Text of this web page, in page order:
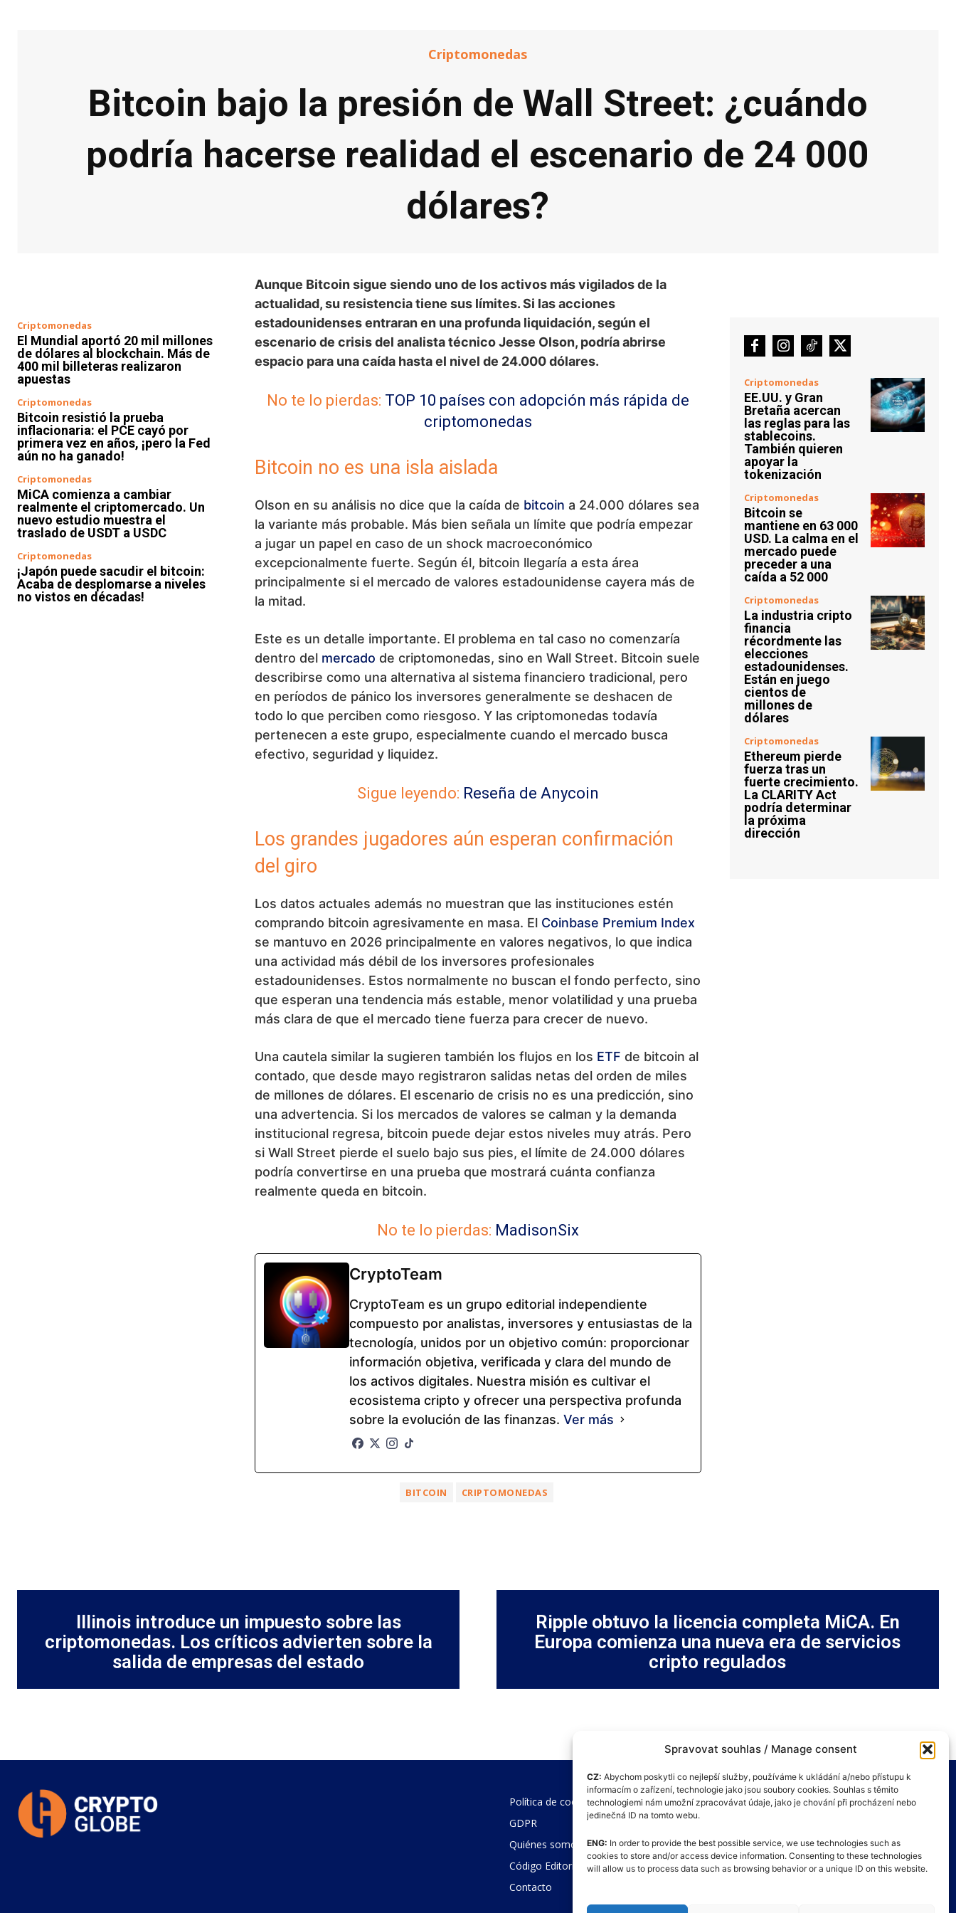
Spravovat souhlas / Manage consent
CZ: Abychom poskytli co nejlepší služby, používáme k ukládání a/nebo přístupu k
informacím o zařízení, technologie jako jsou soubory cookies. Souhlas s těmito
technologiemi nám umožní zpracovávat údaje, jako je chování při procházení nebo
jedinečná ID na tomto webu.
ENG: In order to provide the best possible service, we use technologies such as
cookies to store and/or access device information. Consenting to these technologies
will allow us to process data such as browsing behavior or a unique ID on this website.
Criptomonedas
Bitcoin bajo la presión de Wall Street: ¿cuándo
podría hacerse realidad el escenario de 24 000
dólares?
Criptomonedas
El Mundial aportó 20 mil millones
de dólares al blockchain. Más de
400 mil billeteras realizaron
apuestas
Criptomonedas
Bitcoin resistió la prueba
inflacionaria: el PCE cayó por
primera vez en años, ¡pero la Fed
aún no ha ganado!
Criptomonedas
MiCA comienza a cambiar
realmente el criptomercado. Un
nuevo estudio muestra el
traslado de USDT a USDC
Criptomonedas
¡Japón puede sacudir el bitcoin:
Acaba de desplomarse a niveles
no vistos en décadas!
Aunque Bitcoin sigue siendo uno de los activos más vigilados de la
actualidad, su resistencia tiene sus límites. Si las acciones
estadounidenses entraran en una profunda liquidación, según el
escenario de crisis del analista técnico Jesse Olson, podría abrirse
espacio para una caída hasta el nivel de 24.000 dólares.
No te lo pierdas: TOP 10 países con adopción más rápida de
criptomonedas
Bitcoin no es una isla aislada
Olson en su análisis no dice que la caída de bitcoin a 24.000 dólares sea
la variante más probable. Más bien señala un límite que podría empezar
a jugar un papel en caso de un shock macroeconómico
excepcionalmente fuerte. Según él, bitcoin llegaría a esta área
principalmente si el mercado de valores estadounidense cayera más de
la mitad.
Este es un detalle importante. El problema en tal caso no comenzaría
dentro del mercado de criptomonedas, sino en Wall Street. Bitcoin suele
describirse como una alternativa al sistema financiero tradicional, pero
en períodos de pánico los inversores generalmente se deshacen de
todo lo que perciben como riesgoso. Y las criptomonedas todavía
pertenecen a este grupo, especialmente cuando el mercado busca
efectivo, seguridad y liquidez.
Sigue leyendo: Reseña de Anycoin
Los grandes jugadores aún esperan confirmación
del giro
Los datos actuales además no muestran que las instituciones estén
comprando bitcoin agresivamente en masa. El Coinbase Premium Index
se mantuvo en 2026 principalmente en valores negativos, lo que indica
una actividad más débil de los inversores profesionales
estadounidenses. Estos normalmente no buscan el fondo perfecto, sino
que esperan una tendencia más estable, menor volatilidad y una prueba
más clara de que el mercado tiene fuerza para crecer de nuevo.
Una cautela similar la sugieren también los flujos en los ETF de bitcoin al
contado, que desde mayo registraron salidas netas del orden de miles
de millones de dólares. El escenario de crisis no es una predicción, sino
una advertencia. Si los mercados de valores se calman y la demanda
institucional regresa, bitcoin puede dejar estos niveles muy atrás. Pero
si Wall Street pierde el suelo bajo sus pies, el límite de 24.000 dólares
podría convertirse en una prueba que mostrará cuánta confianza
realmente queda en bitcoin.
No te lo pierdas: MadisonSix
CryptoTeam
CryptoTeam es un grupo editorial independiente
compuesto por analistas, inversores y entusiastas de la
tecnología, unidos por un objetivo común: proporcionar
información objetiva, verificada y clara del mundo de
los activos digitales. Nuestra misión es cultivar el
ecosistema cripto y ofrecer una perspectiva profunda
sobre la evolución de las finanzas. Ver más
BITCOIN CRIPTOMONEDAS
Criptomonedas
EE.UU. y Gran
Bretaña acercan
las reglas para las
stablecoins.
También quieren
apoyar la
tokenización
Criptomonedas
Bitcoin se
mantiene en 63 000
USD. La calma en el
mercado puede
preceder a una
caída a 52 000
Criptomonedas
La industria cripto
financia
récordmente las
elecciones
estadounidenses.
Están en juego
cientos de
millones de
dólares
Criptomonedas
Ethereum pierde
fuerza tras un
fuerte crecimiento.
La CLARITY Act
podría determinar
la próxima
dirección
Illinois introduce un impuesto sobre las
criptomonedas. Los críticos advierten sobre la
salida de empresas del estado
Ripple obtuvo la licencia completa MiCA. En
Europa comienza una nueva era de servicios
cripto regulados
Política de cookies (UE)
GDPR
Quiénes somos
Código Editorial
Contacto